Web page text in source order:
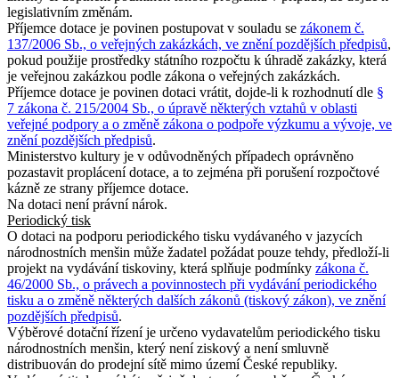
legislativním změnám.
Příjemce dotace je povinen postupovat v souladu se zákonem č.
137/2006 Sb., o veřejných zakázkách, ve znění pozdějších předpisů,
pokud použije prostředky státního rozpočtu k úhradě zakázky, která
je veřejnou zakázkou podle zákona o veřejných zakázkách.
Příjemce dotace je povinen dotaci vrátit, dojde-li k rozhodnutí dle §
7 zákona č. 215/2004 Sb., o úpravě některých vztahů v oblasti
veřejné podpory a o změně zákona o podpoře výzkumu a vývoje, ve
znění pozdějších předpisů.
Ministerstvo kultury je v odůvodněných případech oprávněno
pozastavit proplácení dotace, a to zejména při porušení rozpočtové
kázně ze strany příjemce dotace.
Na dotaci není právní nárok.
Periodický tisk
O dotaci na podporu periodického tisku vydávaného v jazycích
národnostních menšin může žadatel požádat pouze tehdy, předloží-li
projekt na vydávání tiskoviny, která splňuje podmínky zákona č.
46/2000 Sb., o právech a povinnostech při vydávání periodického
tisku a o změně některých dalších zákonů (tiskový zákon), ve znění
pozdějších předpisů.
Výběrové dotační řízení je určeno vydavatelům periodického tisku
národnostních menšin, který není ziskový a není smluvně
distribuován do prodejní sítě mimo území České republiky.